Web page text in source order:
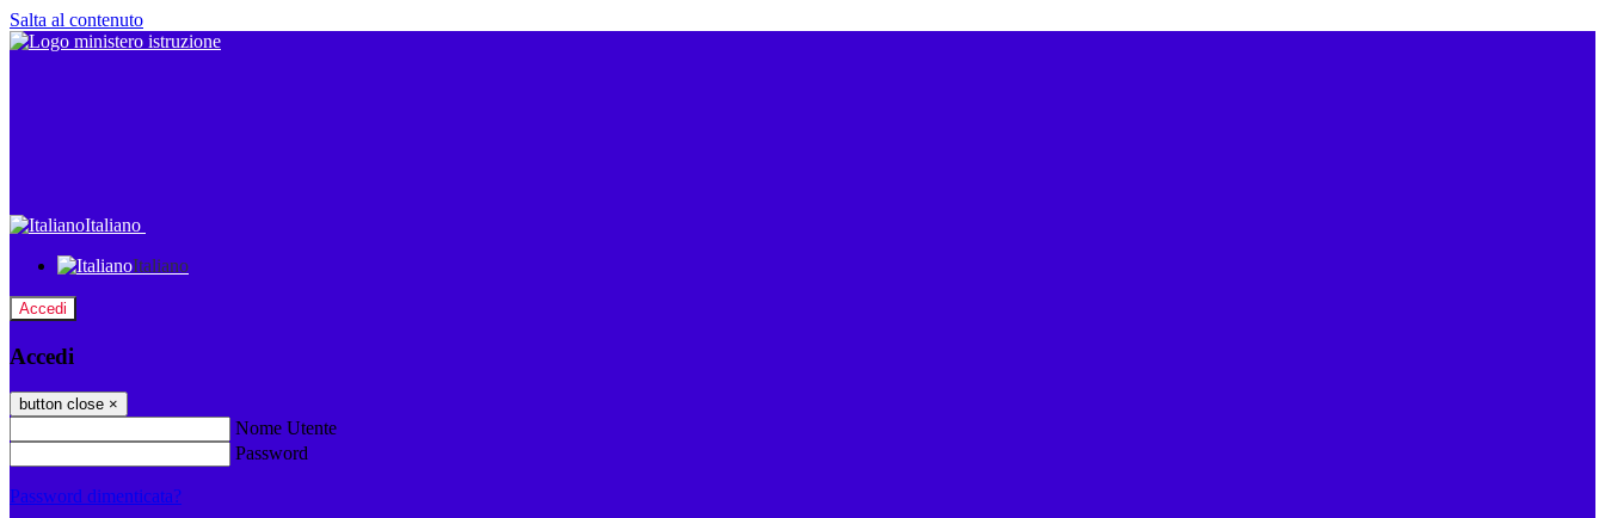
Salta al contenuto
Italiano
Italiano
Accedi
Accedi
button close ×
Nome Utente
Password
Password dimenticata?